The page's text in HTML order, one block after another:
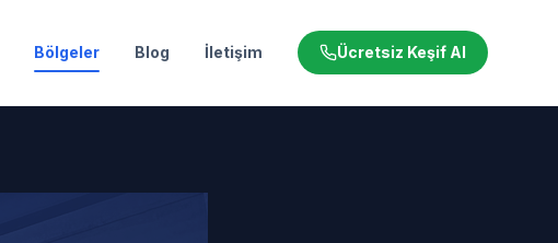
Bölgeler Blog İletişim Ücretsiz Keşif Al